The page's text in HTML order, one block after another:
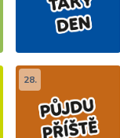
28.